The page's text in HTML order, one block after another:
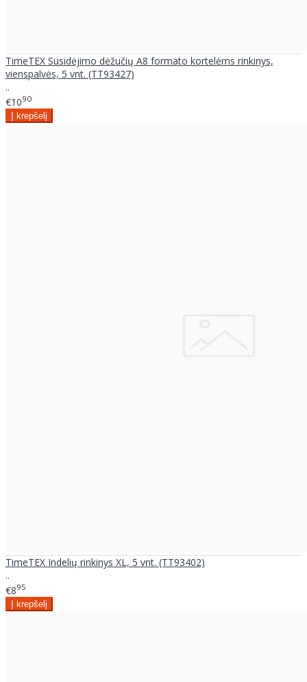
TimeTEX Susidėjimo dėžučių A8 formato kortelėms rinkinys,
vienspalvės, 5 vnt. (TT93427)
..
€1090
TimeTEX Indelių rinkinys XL, 5 vnt. (TT93402)
..
€895